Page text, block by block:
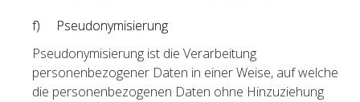
f) Pseudonymisierung
Pseudonymisierung ist die Verarbeitung
personenbezogener Daten in einer Weise, auf welche
die personenbezogenen Daten ohne Hinzuziehung